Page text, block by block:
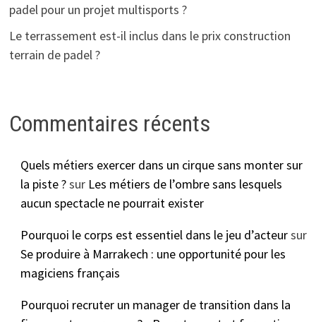
padel pour un projet multisports ?
Le terrassement est-il inclus dans le prix construction
terrain de padel ?
Commentaires récents
Quels métiers exercer dans un cirque sans monter sur
la piste ?sur Les métiers de l’ombre sans lesquels
aucun spectacle ne pourrait exister
Pourquoi le corps est essentiel dans le jeu d’acteursur
Se produire à Marrakech : une opportunité pour les
magiciens français
Pourquoi recruter un manager de transition dans la